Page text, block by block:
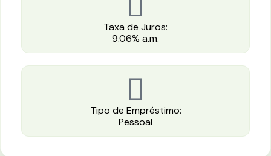
Taxa de Juros:
9.06% a.m.
Tipo de Empréstimo:
Pessoal